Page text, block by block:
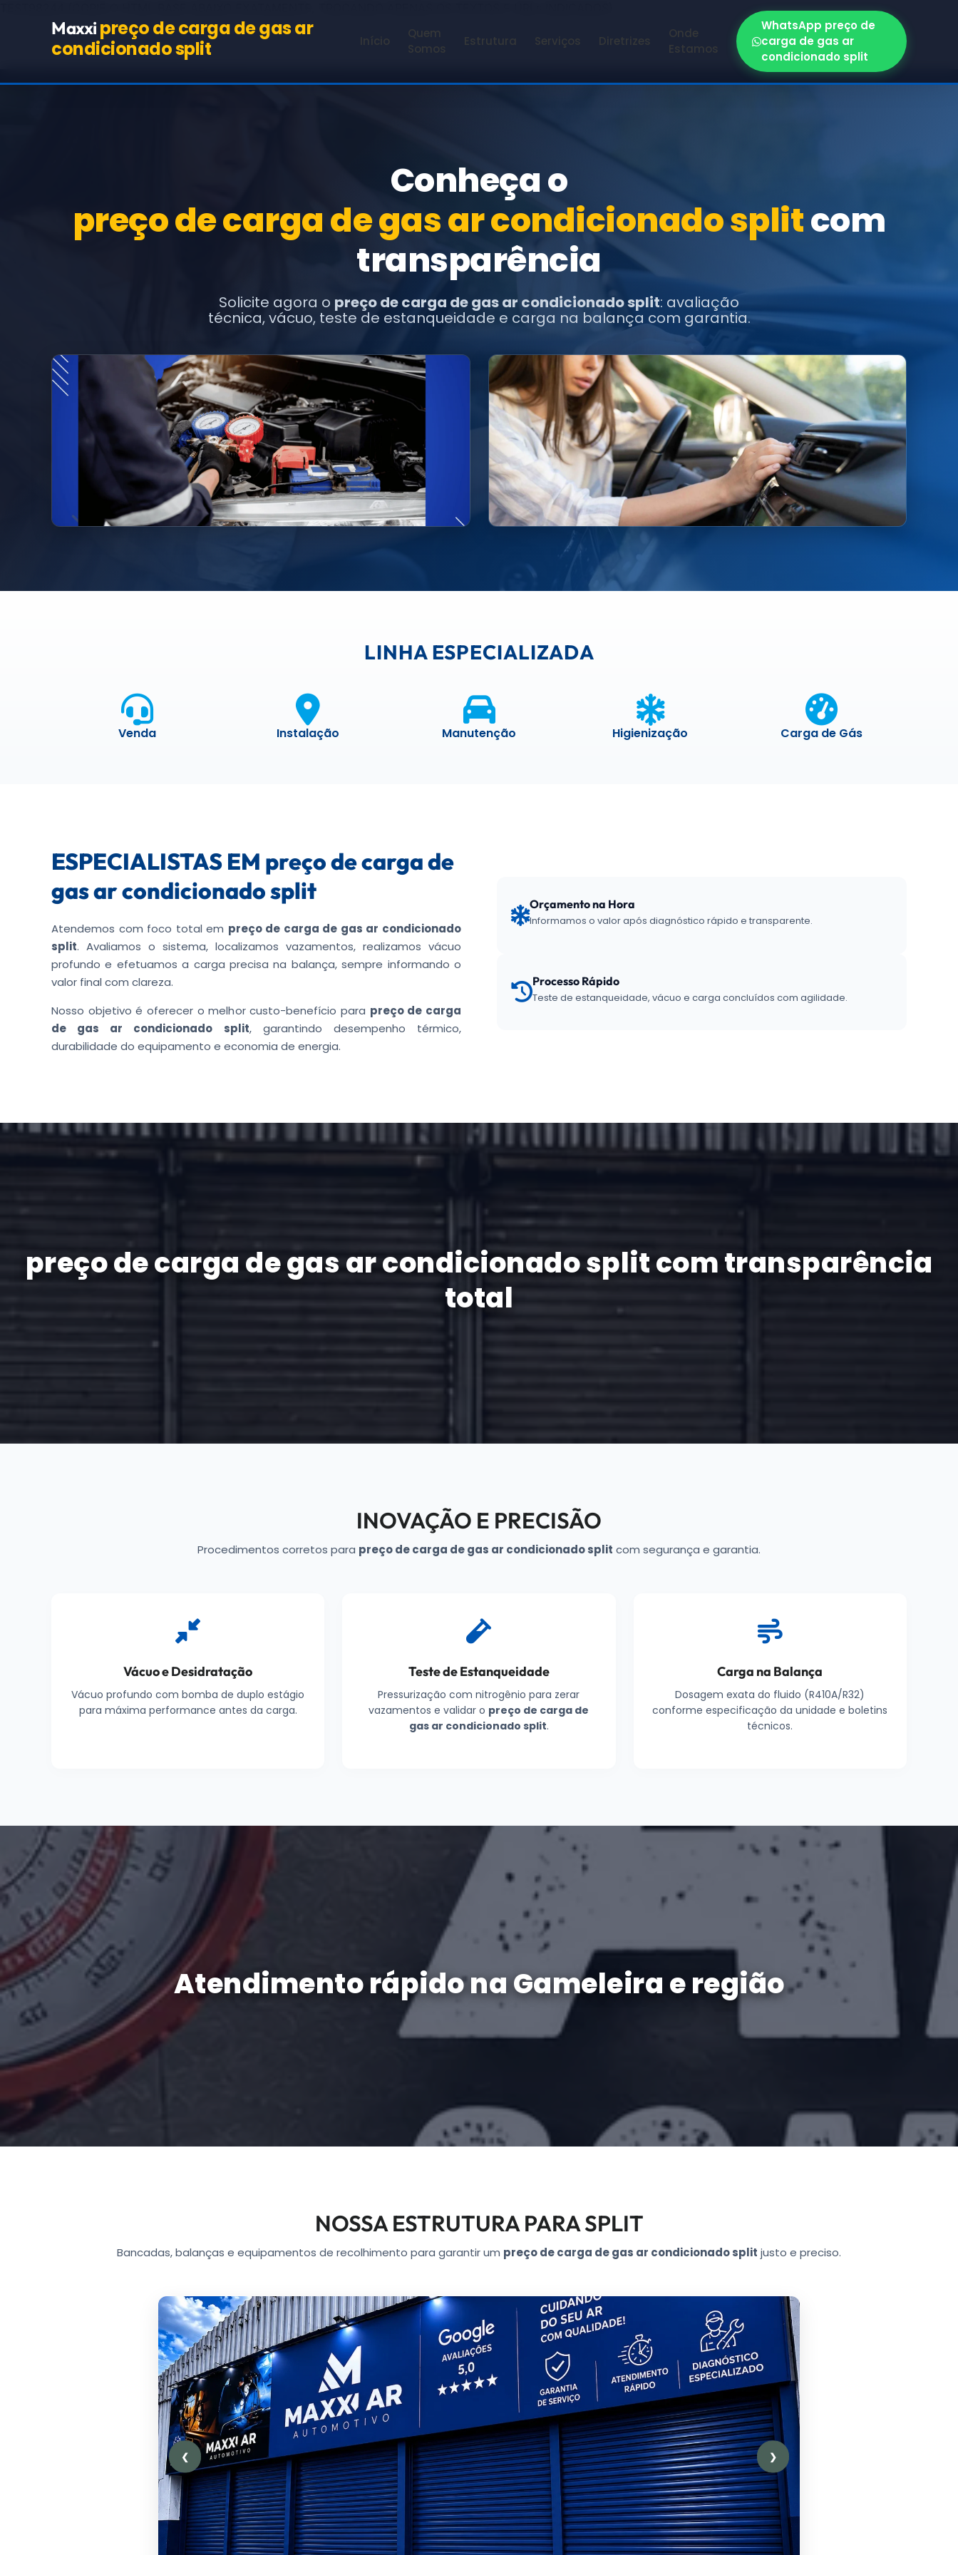
Maxxi preço de carga de gas ar
condicionado split
Início
Quem
Somos
Estrutura Serviços Diretrizes
Onde
Estamos
WhatsApp preço de
carga de gas ar
condicionado split
Conheça o
preço de carga de gas ar condicionado splitcom
transparência
Solicite agora o preço de carga de gas ar condicionado split: avaliação
técnica, vácuo, teste de estanqueidade e carga na balança com garantia.
LINHA ESPECIALIZADA
Venda Instalação Manutenção Higienização Carga de Gás
ESPECIALISTAS EM preço de carga de
gas ar condicionado split
Atendemos com foco total em preço de carga de gas ar condicionado
split. Avaliamos o sistema, localizamos vazamentos, realizamos vácuo
profundo e efetuamos a carga precisa na balança, sempre informando o
valor final com clareza.
Nosso objetivo é oferecer o melhor custo-benefício para preço de carga
de gas ar condicionado split, garantindo desempenho térmico,
durabilidade do equipamento e economia de energia.
Orçamento na Hora
Informamos o valor após diagnóstico rápido e transparente.
Processo Rápido
Teste de estanqueidade, vácuo e carga concluídos com agilidade.
preço de carga de gas ar condicionado split com transparência
total
INOVAÇÃO E PRECISÃO
Procedimentos corretos para preço de carga de gas ar condicionado split com segurança e garantia.
Vácuo e Desidratação
Vácuo profundo com bomba de duplo estágio
para máxima performance antes da carga.
Teste de Estanqueidade
Pressurização com nitrogênio para zerar
vazamentos e validar o preço de carga de
gas ar condicionado split.
Carga na Balança
Dosagem exata do fluido (R410A/R32)
conforme especificação da unidade e boletins
técnicos.
Atendimento rápido na Gameleira e região
NOSSA ESTRUTURA PARA SPLIT
Bancadas, balanças e equipamentos de recolhimento para garantir um preço de carga de gas ar condicionado split justo e preciso.
❮ ❯